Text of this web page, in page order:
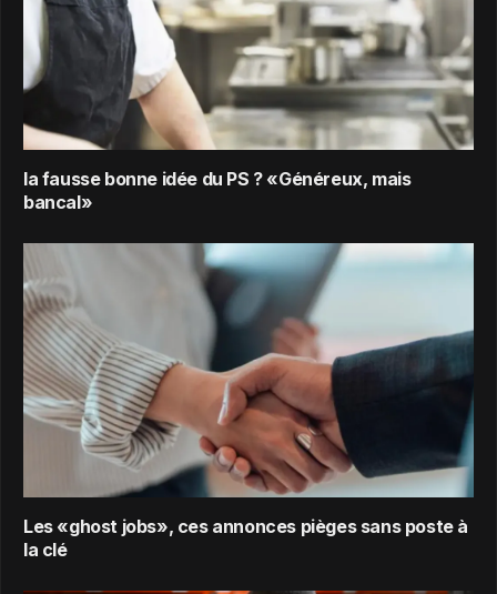
la fausse bonne idée du PS ? «Généreux, mais
bancal»
Les «ghost jobs», ces annonces pièges sans poste à
la clé